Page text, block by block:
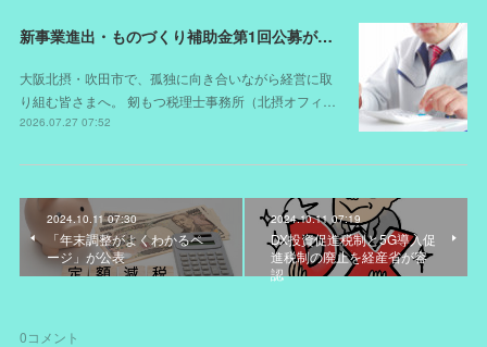
新事業進出・ものづくり補助金第1回公募が開始されました（スケジュールが変更されました）
大阪北摂・吹田市で、孤独に向き合いながら経営に取
り組む皆さまへ。 剱もつ税理士事務所（北摂オフィ…
2026.07.27 07:52
2024.10.11 07:30
「年末調整がよくわかるペ
ージ」が公表
2024.10.11 07:19
DX投資促進税制と5G導入促
進税制の廃止を経産省が容
認
0コメント